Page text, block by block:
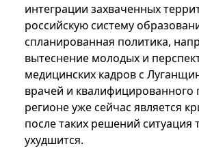
интеграции захваченных
российскую систему
спланированная политика,
вытеснение молодых и
медицинских кадров с
врачей и квалифицированного
регионе уже сейчас является
после таких решений ситуация
ухудшится.